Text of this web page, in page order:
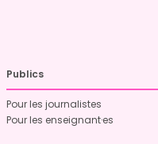
Publics
Pour les journalistes
Pour les enseignant·es